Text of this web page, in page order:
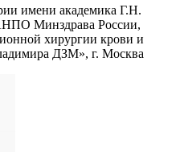
имени академика Г.Н.
Минздрава России,
хирургии крови и
ДЗМ», г. Москва